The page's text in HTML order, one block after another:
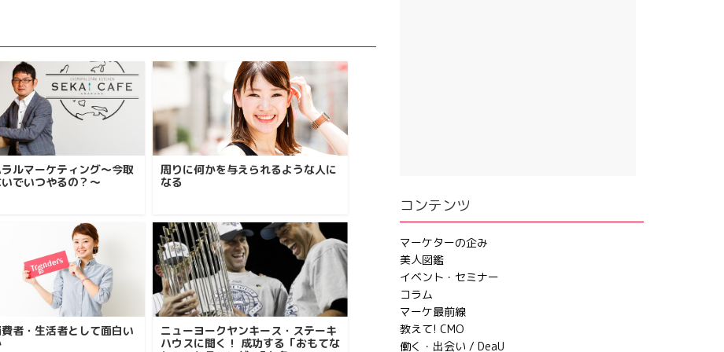
ルマーケティング～今取
でいつやるの？～
周りに何かを与えられるような人に
なる
者・生活者として面白い
ニューヨークヤンキース・ステーキ
ハウスに聞く！ 成功する「おもてな
コンテンツ
マーケターの企み
美人図鑑
イベント・セミナー
コラム
マーケ最前線
教えて! CMO
働く・出会い / DeaU